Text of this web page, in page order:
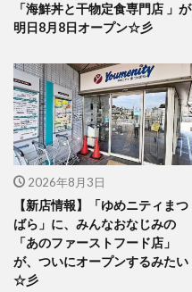
「海鮮丼と干物定食専門店 」が
明日8月8日オープン☆彡
2026年8月3日
【新店情報】「ゆめニティまつ
ばら」に、みんなおなじみの
「あのファーストフード店」
が、ついにオープンするみたい
☆彡